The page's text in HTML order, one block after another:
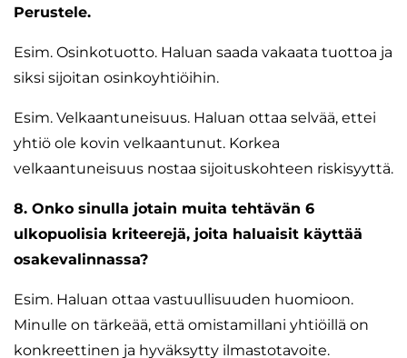
Perustele.
Esim. Osinkotuotto. Haluan saada vakaata tuottoa ja
siksi sijoitan osinkoyhtiöihin.
Esim. Velkaantuneisuus. Haluan ottaa selvää, ettei
yhtiö ole kovin velkaantunut. Korkea
velkaantuneisuus nostaa sijoituskohteen riskisyyttä.
8. Onko sinulla jotain muita tehtävän 6
ulkopuolisia kriteerejä, joita haluaisit käyttää
osakevalinnassa?
Esim. Haluan ottaa vastuullisuuden huomioon.
Minulle on tärkeää, että omistamillani yhtiöillä on
konkreettinen ja hyväksytty ilmastotavoite.